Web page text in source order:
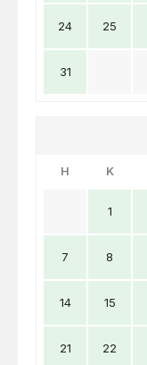
24 25
31
H K
1
7 8
14 15
21 22